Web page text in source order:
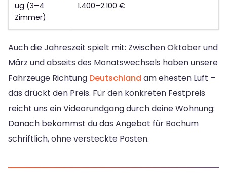
ug (3–4
Zimmer)
1.400–2.100 €
Auch die Jahreszeit spielt mit: Zwischen Oktober und
März und abseits des Monatswechsels haben unsere
Fahrzeuge Richtung Deutschland am ehesten Luft –
das drückt den Preis. Für den konkreten Festpreis
reicht uns ein Videorundgang durch deine Wohnung:
Danach bekommst du das Angebot für Bochum
schriftlich, ohne versteckte Posten.